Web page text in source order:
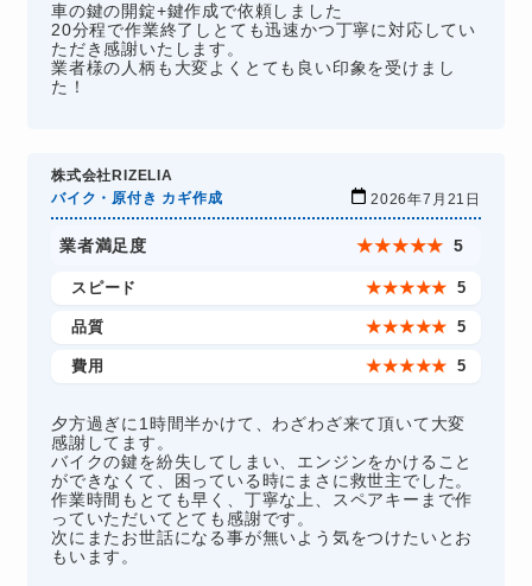
車の鍵の開錠+鍵作成で依頼しました
20分程で作業終了しとても迅速かつ丁寧に対応してい
ただき感謝いたします。
業者様の人柄も大変よくとても良い印象を受けまし
た！
株式会社RIZELIA
バイク・原付き カギ作成
2026年7月21日
業者満足度 ★★★★★ 5
スピード ★★★★★ 5
品質 ★★★★★ 5
費用 ★★★★★ 5
夕方過ぎに1時間半かけて、わざわざ来て頂いて大変
感謝してます。
バイクの鍵を紛失してしまい、エンジンをかけること
ができなくて、困っている時にまさに救世主でした。
作業時間もとても早く、丁寧な上、スペアキーまで作
っていただいてとても感謝です。
次にまたお世話になる事が無いよう気をつけたいとお
もいます。